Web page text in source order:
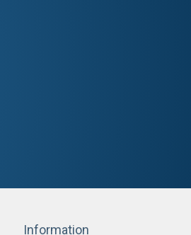
Information